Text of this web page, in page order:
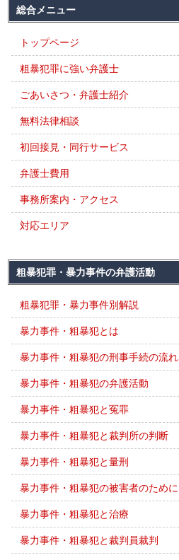
総合メニュー
トップページ
粗暴犯罪に強い弁護士
ごあいさつ・弁護士紹介
無料法律相談
初回接見・同行サービス
弁護士費用
事務所案内・アクセス
対応エリア
粗暴犯罪・暴力事件の弁護活動
粗暴犯罪・暴力事件別解説
暴力事件・粗暴犯とは
暴力事件・粗暴犯の刑事手続の流れ
暴力事件・粗暴犯の弁護活動
暴力事件・粗暴犯と冤罪
暴力事件・粗暴犯と裁判所の判断
暴力事件・粗暴犯と量刑
暴力事件・粗暴犯の被害者のために
暴力事件・粗暴犯と治療
暴力事件・粗暴犯と裁判員裁判